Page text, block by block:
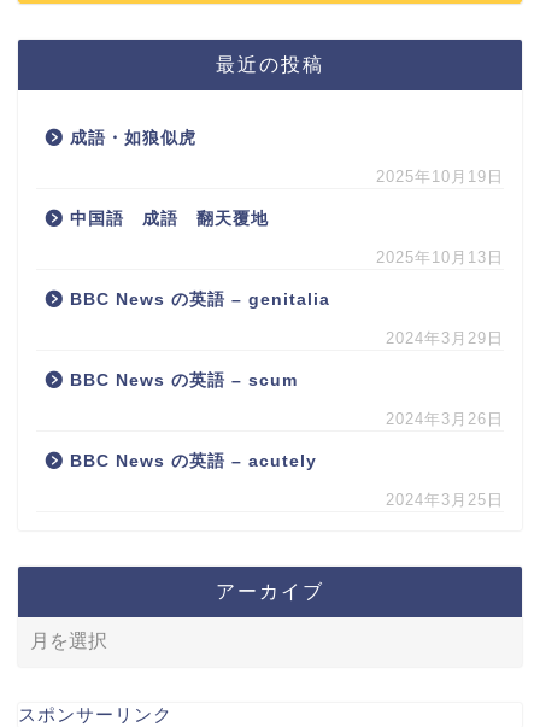
最近の投稿
成語・如狼似虎
2025年10月19日
中国語 成語 翻天覆地
2025年10月13日
BBC News の英語 – genitalia
2024年3月29日
BBC News の英語 – scum
2024年3月26日
BBC News の英語 – acutely
2024年3月25日
アーカイブ
スポンサーリンク